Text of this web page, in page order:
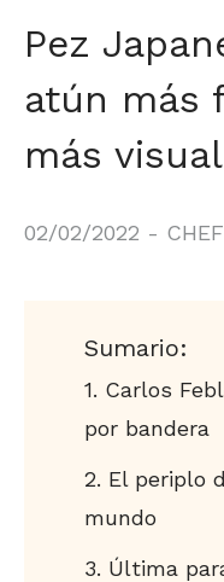
Pez
atún más
más visual
02/02/2022 -
Sumario:
Carlos
por bandera
El periplo
mundo
Última